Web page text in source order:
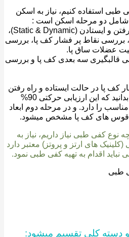
استفاده کنیم، نیاز به اسکن
دو مرحله اسکن است :
در راه رفتن و ایستادن (Static & Dynamic)،
نقاط پر فشار کف پا، بررسی
ساق پا.
سه بعدی کف پا و بررسی
در حالت ایستاده و راه رفتن
مشخص میشود، جالب است بدانید که این ارزیابی حرکتی 90%
دارد. و در مرحله دوم ابعاد
های کف پا مشخص میشود.
کفی طبی نیاز داریم، نیاز به
های ارتز و پروتز) معتبر دارد
به تهیه کفی طبی نمود.